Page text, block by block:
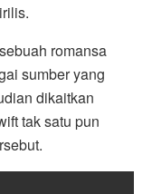
romansa
sumber yang
dikaitkan
tak satu pun